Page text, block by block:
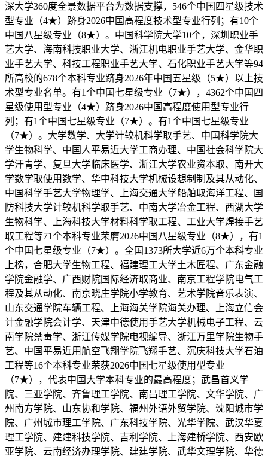
深大学360度全景数据平台为数据支撑，546个中国四星级技术
型专业（4★）跻身2026中国高程度技术型专业行列；有10个
中国八星级专业（8★）。中国科学院大学10个，深圳职业手
艺大学、海南科技职业大学、浙江机电职业手艺大学、金华职
业手艺大学、科技工程职业手艺大学、石化职业手艺大学等94
所高校的678个本科专业跻身2026年中国五星级（5★）以上技
术型专业名单。有1个中国七星级专业（7★），4362个中国四
星级使用型专业（4★）跻身2026中国高程度使用型专业行
列；有1个中国七星级专业（7★）。有1个中国七星级专业
（7★）。大学数学、大学计较机科学取手艺、中国科学院大
学生物科学、中国人平易近大学工商办理、中国社会科学院大
学汗青学、复旦大学临床医学、浙江大学农业资本取、南开大
学数学取使用数学、华中科技大学机械设想制制及其从动化、
中国科学手艺大学物理学、上海交通大学船舶取海洋工程、国
防科技大学计较机科学取手艺、中南大学冶金工程、西湖大学
生物科学、上海科技大学材料科学取工程、工业大学焊接手艺
取工程等71个本科专业荣膺2026中国八星级专业（8★），有1
个中国七星级专业（7★）。全国1373所大学近6万个本科专业
上榜，合肥大学生物工程、福建理工大学土木匠程、广东金融
学院金融学、广西财院国际经济取商业、南京工程学院电气工
程及其从动化、南京晓庄学院小学教育、艺术学院音乐表演、
山东交通学院车辆工程、上海海关学院海关办理、上海立信会
计金融学院会计学、天津中德使用手艺大学机械电子工程、云
南学院禁毒学、浙江传媒学院电视编导、浙江万里学院生物手
艺、中国平易近用航空飞翔学院飞翔手艺、沉庆科技大学石油
工程等16个本科专业荣获2026中国七星级使用型专业
（7★），代表中国大学本科专业的最高程度；武昌首义学
院、三亚学院、齐鲁理工学院、南昌理工学院、文华学院、广
州南方学院、山东协和学院、福州外语外贸学院、沈阳城市学
院、广州城市理工学院、广东科技学院、光华学院、武汉华夏
理工学院、建建科技学院、吉利学院、上海建桥学院、西安欧
亚学院、云南经济办理学院、建建学院、武华文理学院、华德